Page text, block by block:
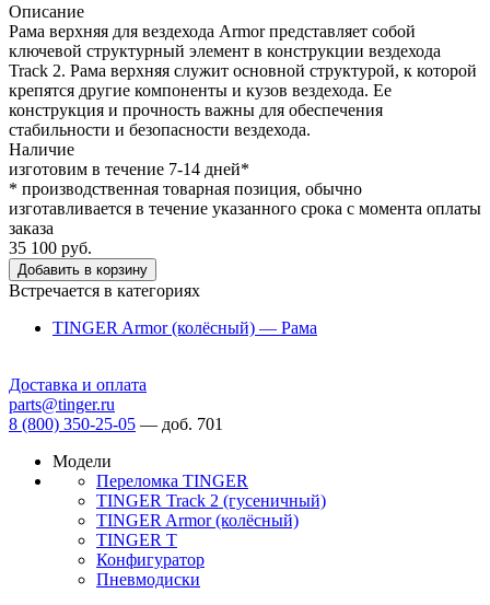
Описание
Рама верхняя для вездехода Armor представляет собой
ключевой структурный элемент в конструкции вездехода
Track 2. Рама верхняя служит основной структурой, к которой
крепятся другие компоненты и кузов вездехода. Ее
конструкция и прочность важны для обеспечения
стабильности и безопасности вездехода.
Наличие
изготовим в течение 7-14 дней*
* производственная товарная позиция, обычно
изготавливается в течение указанного срока с момента оплаты
заказа
35 100 руб.
Добавить в корзину
Встречается в категориях
TINGER Armor (колёсный) — Рама
Доставка и оплата
parts@tinger.ru
8 (800) 350-25-05 — доб. 701
Модели
Переломка TINGER
TINGER Track 2 (гусеничный)
TINGER Armor (колёсный)
TINGER T
Конфигуратор
Пневмодиски